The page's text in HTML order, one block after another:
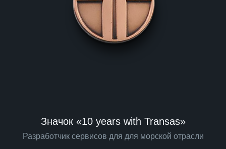
Значок «10 years with Transas»
Разработчик сервисов для для морской отрасли